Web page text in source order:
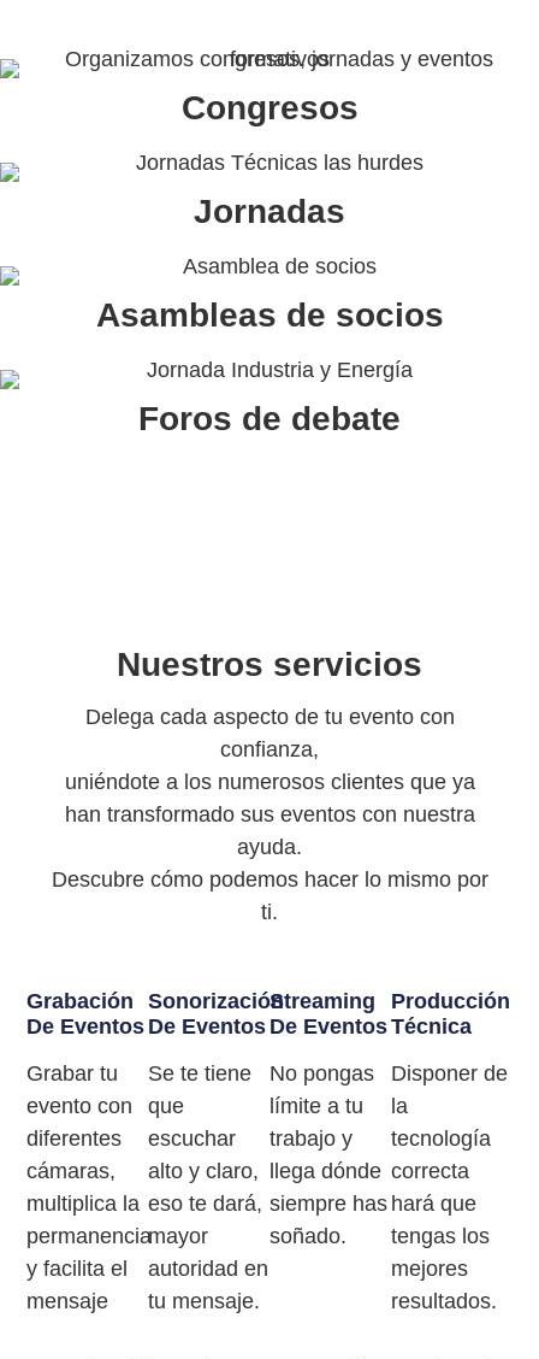
Congresos
Jornadas
Asambleas de socios
Foros de debate
Nuestros servicios
Delega cada aspecto de tu evento con
confianza,
uniéndote a los numerosos clientes que ya
han transformado sus eventos con nuestra
ayuda.
Descubre cómo podemos hacer lo mismo por
ti.
Grabación
De Eventos
Grabar tu
evento con
diferentes
cámaras,
multiplica la
permanencia
y facilita el
mensaje
Sonorización
De Eventos
Se te tiene
que
escuchar
alto y claro,
eso te dará,
mayor
autoridad en
tu mensaje.
Streaming
De Eventos
No pongas
límite a tu
trabajo y
llega dónde
siempre has
soñado.
Producción
Técnica
Disponer de
la
tecnología
correcta
hará que
tengas los
mejores
resultados.